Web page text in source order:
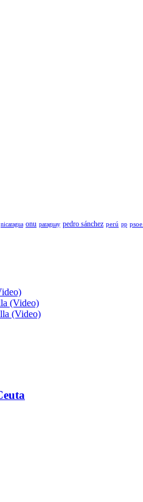
nicaragua onu paraguay pedro sánchez perú pp psoe.
(Video)
(Video)